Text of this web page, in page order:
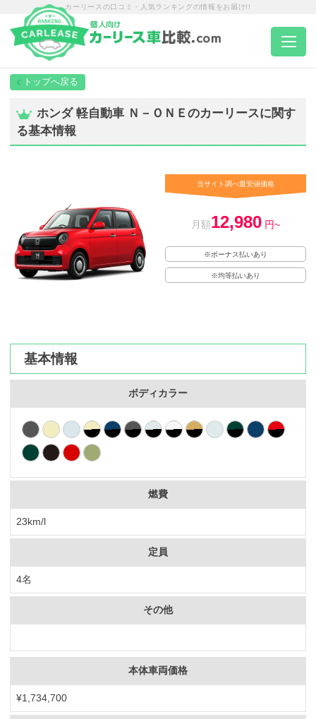
カーリースの口コミ・人気ランキングの情報をお届け!!
トップページ
カーリース一覧
エリア別店舗一覧
車種から選ぶ
お役立ち記事
閉じる
ホンダ 軽自動車 Ｎ－ＯＮＥのカーリースに関す
る基本情報
当サイト調べ最安値価格
月額12,980 円~
※ボーナス払いあり
※均等払いあり
基本情報
ボディカラー
燃費
23km/l
定員
4名
その他
本体車両価格
¥1,734,700